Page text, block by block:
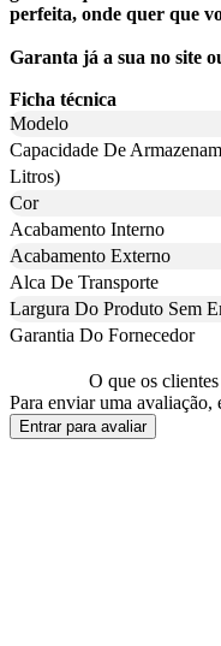
perfeita, onde quer que
Garanta já a sua no site
Ficha técnica
Modelo
Capacidade De
Litros)
Cor
Acabamento Interno
Acabamento Externo
Alca De Transporte
Largura Do Produto Sem
Garantia Do Fornecedor
O que os
Para enviar uma avaliação,
Entrar para avaliar